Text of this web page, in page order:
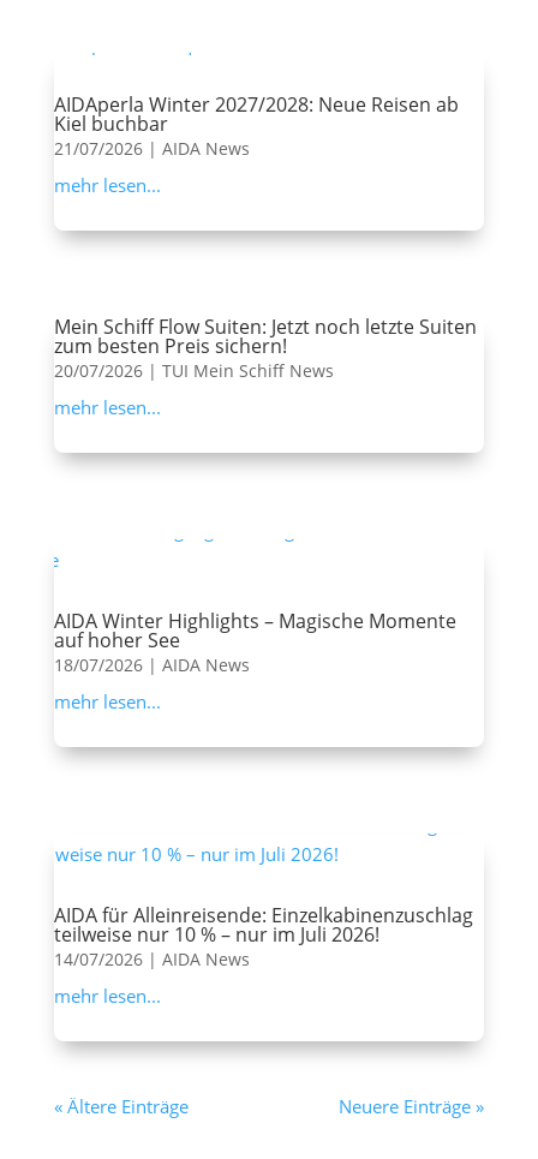
AIDAperla Winter 2027/2028: Neue Reisen ab
Kiel buchbar
21/07/2026| AIDA News
mehr lesen...
Mein Schiff Flow Suiten: Jetzt noch letzte Suiten
zum besten Preis sichern!
20/07/2026| TUI Mein Schiff News
mehr lesen...
AIDA Winter Highlights – Magische Momente
auf hoher See
18/07/2026| AIDA News
mehr lesen...
AIDA für Alleinreisende: Einzelkabinenzuschlag
teilweise nur 10 % – nur im Juli 2026!
14/07/2026| AIDA News
mehr lesen...
« Ältere Einträge Neuere Einträge »